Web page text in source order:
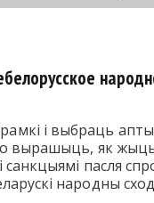
і выбраць
вырашыць, як
санкцыямі пасля
народны